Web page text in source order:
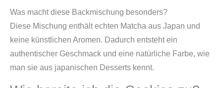
Was macht diese Backmischung besonders?
Diese Mischung enthält echten Matcha aus Japan und
keine künstlichen Aromen. Dadurch entsteht ein
authentischer Geschmack und eine natürliche Farbe, wie
man sie aus japanischen Desserts kennt.